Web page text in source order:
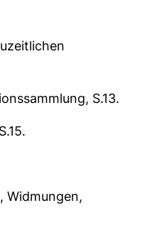
S.13.
Widmungen,